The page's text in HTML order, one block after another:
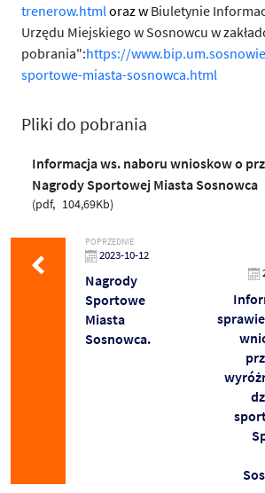
trenerow.htmloraz w Biuletynie
Urzędu Miejskiego w Sosnowcu w
pobrania":https://
sportowe-miasta-sosnowca.html
Pliki do pobrania
Informacja ws. naboru wnioskow o
Nagrody Sportowej Miasta Sosnowca
pdf 104,69Kb
POPRZEDNIE
2023-10-12
Nagrody
Sportowe
Miasta
Sosnowca.